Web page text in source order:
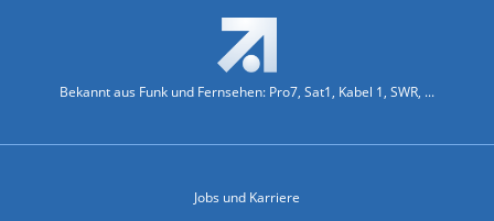
Bekannt aus Funk und Fernsehen: Pro7, Sat1, Kabel 1, SWR, ...
Jobs und Karriere